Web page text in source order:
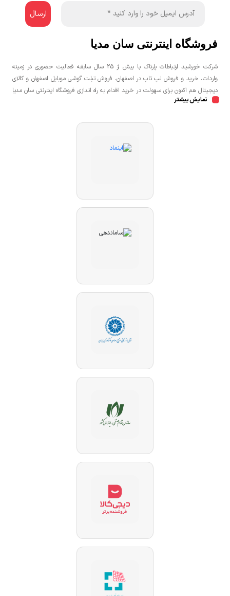
فروشگاه اینترنتی سان مدیا
شرکت خورشید ارتباطات پارتاک با بیش از 25 سال سابقه فعالیت حضوری در زمینه
واردات، خرید و فروش لپ تاپ در اصفهان، فروش تبلت گوشی موبایل اصفهان و کالای
دیجیتال هم اکنون برای سهولت در خرید اقدام به راه اندازی فروشگاه اینترنتی سان مدیا
نموده است تا مشتریان عزیز یک خرید راحت و مطمئن با بهترین قیمت را تجربه
در اصفهان به صورت حضوری و یا اینترنتی اقدام نمائید.
نمایش بیشتر